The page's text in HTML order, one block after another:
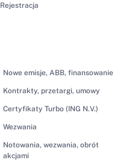
Nowe emisje, ABB, finansowanie
Kontrakty, przetargi, umowy
Certyfikaty Turbo (ING N.V.)
Wezwania
Notowania, wezwania, obrót
akcjami
Rejestracja